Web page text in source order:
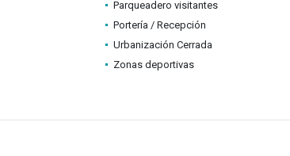
Parqueadero visitantes
Portería / Recepción
Urbanización Cerrada
Zonas deportivas